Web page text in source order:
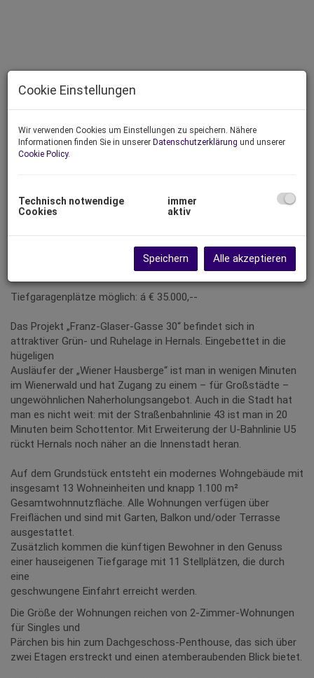
Beschreibung
Insgesamt 13 Top´s von 46 m² bis 177 m² mit Terrassen od.
Tiefgaragenplätze möglich: á € 35.000,--
Das Projekt „Franz-Glaser-Gasse 30“ befindet sich in
attraktiver Grün- und Ruhelage in Hernals. Eingebettet in die
hügeligen
Ausläufer der „Wiener Hausberge“ ist man in wenigen Minuten
im Wienerwald und hat Zugang zu einem – für Großstädte –
ungewöhnlichen Naherholungsangebot. Auch in die Stadt hat
man es nicht weit: mit der Straßenbahnlinie 43 ist man in 20
Minuten beim Schottentor. Mit Erweiterung der U-Bahnlinie U5
rückt Hernals noch näher an die Innenstadt heran.
Auf dem Grundstück entsteht ein modernes Wohngebäude mit
insgesamt 13 Wohneinheiten und knapp 1.100 m²
Gesamtwohnnutzfläche. Alle Wohnungen verfügen über
Freiflächen und sind mit Garten, Balkon und/oder Terrasse
ausgestattet.
Zusätzlich kommen die künftigen Bewohner in den Genuss
einer hauseigenen Tiefgarage mit 11 Stellplätzen, die durch
eine
geschwungene Einfahrt erreicht werden.
Die Größe der Wohnungen reichen von 2-Zimmer-Wohnungen
für Singles und
Pärchen bis hin zum Dachgeschoss-Penthouse, das sich über
zwei Etagen erstreckt und einen atemberaubenden Blick bietet.
Cookie Einstellungen
Wir verwenden Cookies um Einstellungen zu speichern. Nähere
Informationen finden Sie in unserer Datenschutzerklärung und unserer
Cookie Policy.
Technisch notwendige
Cookies
immer
aktiv
Speichern Alle akzeptieren